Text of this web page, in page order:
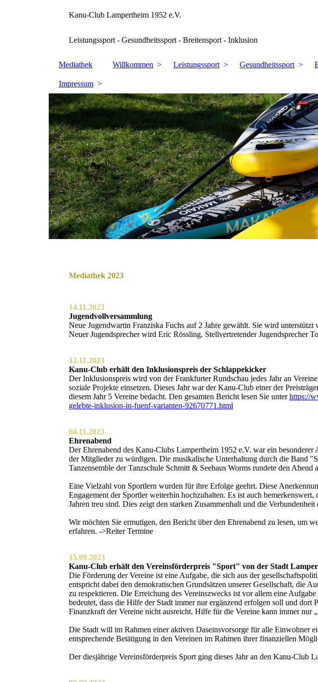
Kanu-Club Lampertheim 1952 e.V.
Leistungssport - Gesundheitssport - Breitensport - Inklusion
Mediathek Willkommen Leistungssport Gesundheitssport
Impressum
Mediathek 2023
14.11.2023
Jugendvollversammlung
Neue Jugendwartin Franziska Fuchs auf 2 Jahre gewählt. Sie wird
Neuer Jugendsprecher wird Eric Rössling. Stellvertretender Jugendsprecher
12.11.2023
Kanu-Club erhält den Inklusionspreis der Schlappekicker
Der Inklusionspreis wird von der Frankfurter Rundschau jedes Jahr an
soziale Projekte einsetzen. Dieses Jahr war der Kanu-Club einer der
diesem Jahr 5 Vereine bedacht. Den gesamten Bericht lesen Sie unterhttps://
gelebte-inklusion-in-fuenf-varianten-92670771.html
04.11.2023
Ehrenabend
Der Ehrenabend des Kanu-Clubs Lampertheim 1952 e.V. war ein besonderer
der Mitglieder zu würdigen. Die musikalische Unterhaltung durch die Band
Tanzensemble der Tanzschule Schmitt & Seehaus Worms rundete den Abend
Eine Vielzahl von Sportlern wurden für ihre Erfolge geehrt. Diese
Engagement der Sportler weiterhin hochzuhalten. Es ist auch bemerkenswert,
Jahren treu sind. Dies zeigt den starken Zusammenhalt und die
Wir möchten Sie ermutigen, den Bericht über den Ehrenabend zu lesen, um
erfahren. ->Reiter Termine
15.09.2023
Kanu-Club erhält den Vereinsförderpreis "Sport" von der Stadt
Die Förderung der Vereine ist eine Aufgabe, die sich aus der
entspricht dabei den demokratischen Grundsätzen unserer Gesellschaft, die
zu respektieren. Die Erreichung des Vereinszwecks ist vor allem eine
bedeutet, dass die Hilfe der Stadt immer nur ergänzend erfolgen soll und dort
Finanzkraft der Vereine nicht ausreicht. Hilfe für die Vereine kann immer nur
Die Stadt will im Rahmen einer aktiven Daseinsvorsorge für alle Einwohner
entsprechende Betätigung in den Vereinen im Rahmen ihrer finanziellen
Der diesjährige Vereinsförderpreis Sport ging dieses Jahr an den Kanu-Club